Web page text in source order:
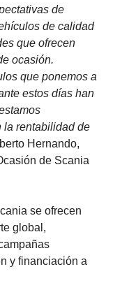
de
de calidad
que ofrecen
ocasión.
que ponemos a
estos días han
la rentabilidad de
Hernando,
de Scania
se ofrecen
global,
y financiación a